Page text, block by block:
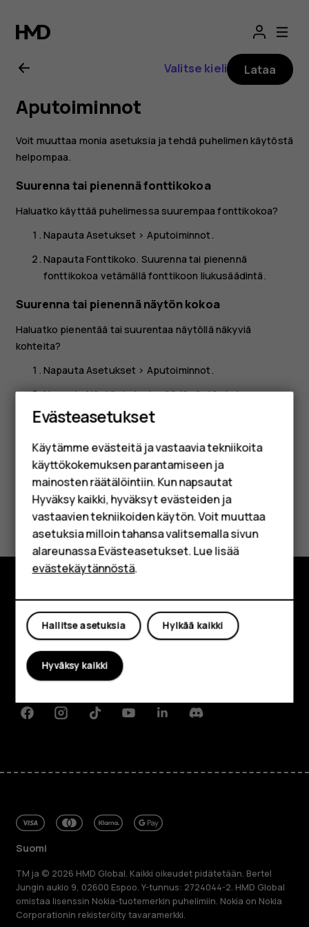
Nokia
2.1
käyttöopas
Älypuhelimet
Perinteiset puhelimet
Lisävarusteet
HMD Terra M
Yrityksille
Tabletit
Shop
Valitse kieli Lataa
Aputoiminnot
Voit muuttaa monia asetuksia ja tehdä puhelimen käytöstä
helpompaa.
Suurenna tai pienennä fonttikokoa
Haluatko käyttää puhelimessa suurempaa fonttikokoa?
NapautaAsetukset > Aputoiminnot.
NapautaFonttikoko. Suurenna tai pienennä
fonttikokoa vetämällä fonttikoon liukusäädintä.
Suurenna tai pienennä näytön kokoa
Haluatko pienentää tai suurentaa näytöllä näkyviä
kohteita?
NapautaAsetukset > Aputoiminnot.
NapautaNäytön kokoja säädä näytön kokoa
vetämällä näytön koon liukusäädintä.
Oliko tästä apua?
Kyllä Ei
Tutustu
Tietoa meistä
Planet and people
FacebookInstagramTiktokYoutubeLinkedinDiscord
Suomi
TM ja © 2026 HMD Global. Kaikki oikeudet pidätetään. Bertel
Jungin aukio 9, 02600 Espoo. Y-tunnus: 2724044-2. HMD Global
omistaa lisenssin Nokia-tuotemerkin puhelimiin. Nokia on Nokia
Corporationin rekisteröity tavaramerkki.
Evästeasetukset
Käytämme evästeitä ja vastaavia tekniikoita
käyttökokemuksen parantamiseen ja
mainosten räätälöintiin. Kun napsautat
Hyväksy kaikki, hyväksyt evästeiden ja
vastaavien tekniikoiden käytön. Voit muuttaa
asetuksia milloin tahansa valitsemalla sivun
alareunassa Evästeasetukset. Lue lisää
evästekäytännöstä.
Hylkää kaikki
Hallitse asetuksia
Hyväksy kaikki